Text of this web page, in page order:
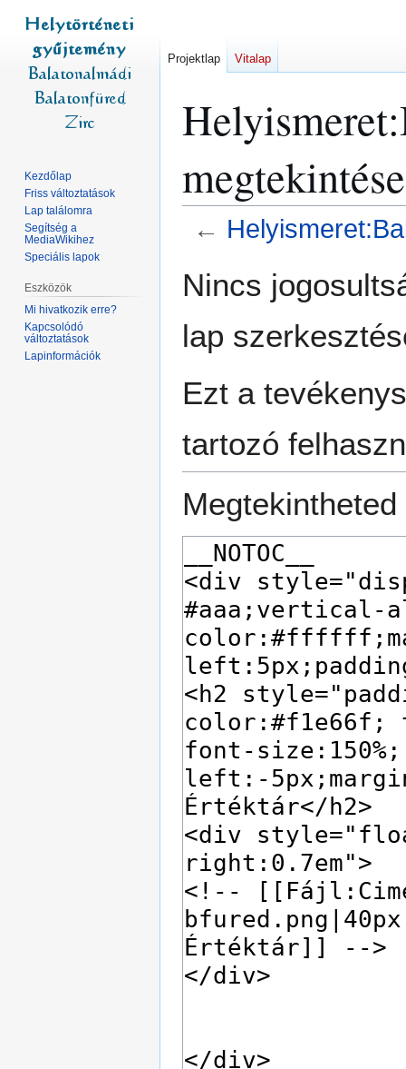
megtekintése
←
Nincs
lap
Ezt a
tartozó
Projektlap Vitalap
Kezdőlap
Friss változtatások
Lap találomra
Segítség a
MediaWikihez
Speciális lapok
Eszközök
Mi hivatkozik erre?
Kapcsolódó
változtatások
Lapinformációk